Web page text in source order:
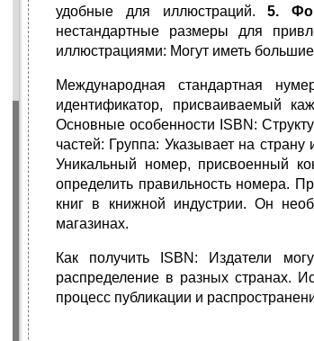
удобные для иллюстраций.5.
нестандартные размеры для
иллюстрациями: Могут иметь
Международная стандартная
идентификатор, присваиваемый
Основные особенности ISBN:
частей: Группа: Указывает на
Уникальный номер, присвоенный
определить правильность номера.
книг в книжной индустрии. Он
магазинах.
Как получить ISBN: Издатели
распределение в разных странах.
процесс публикации и